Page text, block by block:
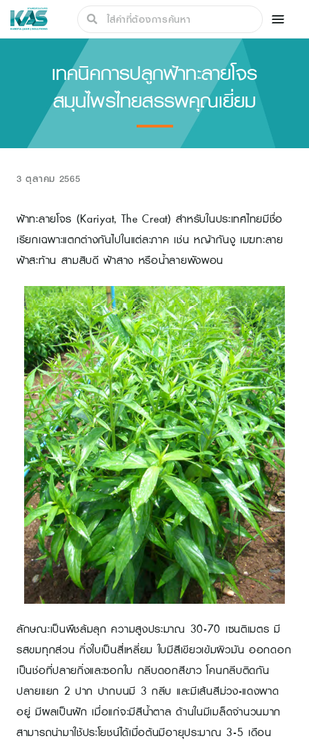
เทคนิคการปลูกฟ้าทะลายโจร
สมุนไพรไทยสรรพคุณเยี่ยม
3 ตุลาคม 2565
ฟ้าทะลายโจร (Kariyat, The Creat) สำหรับในประเทศไทยมีชื่อ
เรียกเฉพาะแตกต่างกันไปในแต่ละภาค เช่น หญ้ากันงู เมฆทะลาย
ฟ้าสะท้าน สามสิบดี ฟ้าสาง หรือน้ำลายพังพอน
ลักษณะเป็นพืชล้มลุก ความสูงประมาณ 30-70 เซนติเมตร มี
รสขมทุกส่วน กิ่งใบเป็นสี่เหลี่ยม ใบมีสีเขียวเข้มผิวมัน ออกดอก
เป็นช่อที่ปลายกิ่งและซอกใบ กลีบดอกสีขาว โคนกลีบติดกัน
ปลายแยก 2 ปาก ปากบนมี 3 กลีบ และมีเส้นสีม่วง-แดงพาด
อยู่ มีผลเป็นฝัก เมื่อแก่จะมีสีน้ำตาล ด้านในมีเมล็ดจำนวนมาก
สามารถนำมาใช้ประโยชน์ได้เมื่อต้นมีอายุประมาณ 3-5 เดือน